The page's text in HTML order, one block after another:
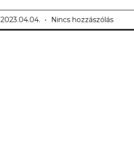
2023.04.04. Nincs hozzászólás